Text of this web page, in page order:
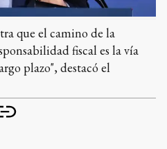
que el camino de la
fiscal es la vía
plazo", destacó el